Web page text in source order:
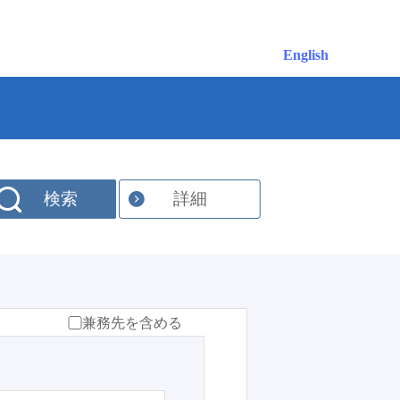
English
検索 詳細
兼務先を含める